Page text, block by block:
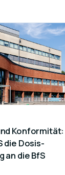
Konformität:
die Dosis-
die BfS